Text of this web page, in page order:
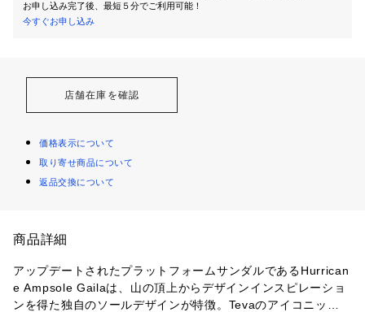
お申し込み完了後、最短５分でご利用可能！
今すぐお申し込み
店舗在庫を確認
価格表示について
取り寄せ商品について
返品交換について
商品詳細
アップデートされたプラットフォームサンダルであるHurrican
e Ampsole Gailaは、山の頂上からデザインインスピレーショ
ンを得た独自のソールデザインが特徴。Tevaのアイコニックな